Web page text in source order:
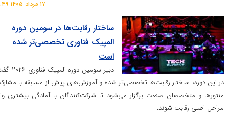
ساختار رقابت‌ها در سومین دوره
المپیک فناوری تخصصی‌تر شده
است
دبیر سومین دوره المپیک فناوری ۲۰۲۶ گفت:
رقابت‌ها تخصصی‌تر شده و آموزش‌های پیش از مسابقه با مشارکت
صنعت برگزار می‌شود تا شرکت‌کنندگان با آمادگی بیشتری وارد
شوند.